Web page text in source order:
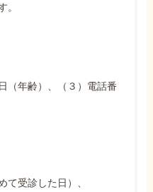
。
（年齢）、（３）電話番
て受診した日）、